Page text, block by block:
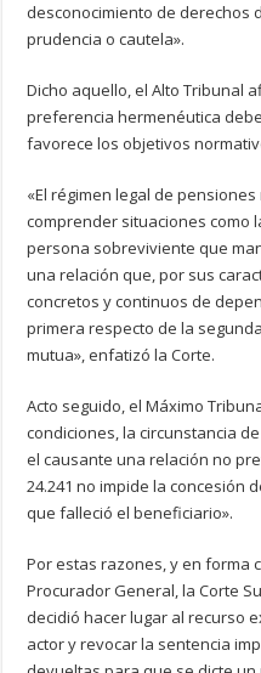
desconocimiento de derechos
prudencia o cautela».
Dicho aquello, el Alto Tribunal
preferencia hermenéutica
favorece los objetivos
«El régimen legal de
comprender situaciones como
persona sobreviviente que
una relación que, por sus
concretos y continuos de
primera respecto de la
mutua», enfatizó la Corte.
Acto seguido, el Máximo
condiciones, la circunstancia
el causante una relación no
24.241 no impide la concesión
que falleció el beneficiario».
Por estas razones, y en forma
Procurador General, la Corte
decidió hacer lugar al recurso
actor y revocar la sentencia